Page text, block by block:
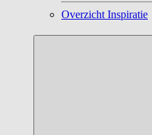
Overzicht Inspiratie